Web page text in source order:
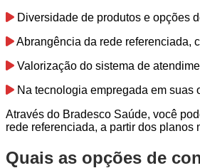
Diversidade de produtos e opções
Abrangência da rede referenciada,
Valorização do sistema de
Na tecnologia empregada em suas
Através do Bradesco Saúde, você
rede referenciada, a partir dos planos
Quais as opções de